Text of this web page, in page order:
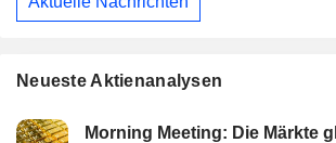
Neueste Aktienanalysen
Morning Meeting: Die Märkte